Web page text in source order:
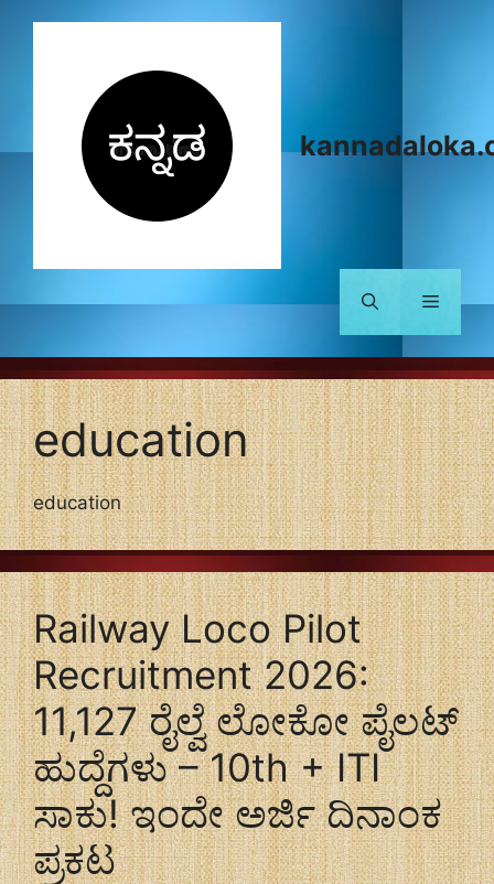
Menu
education
education
Railway Loco Pilot
Recruitment 2026:
11,127 ರೈಲ್ವೆ ಲೋಕೋ ಪೈಲಟ್
ಹುದ್ದೆಗಳು – 10th + ITI
ಸಾಕು! ಇಂದೇ ಅರ್ಜಿ ದಿನಾಂಕ
ಪ್ರಕಟ